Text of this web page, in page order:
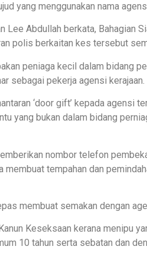
yang menggunakan nama
Lee Abdullah berkata, Bahagian
polis berkaitan kes tersebut
peniaga kecil dalam bidang
sebagai pekerja agensi kerajaan.
‘door gift’ kepada agensi
yang bukan dalam bidang
nombor telefon
membuat tempahan dan
membuat semakan dengan
Keseksaan kerana menipu
10 tahun serta sebatan dan